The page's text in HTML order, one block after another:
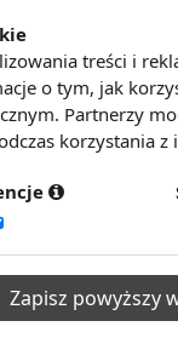
wiadomości
treści i
o tym, jak
Partnerzy
korzystania z
Zapisz powyższy